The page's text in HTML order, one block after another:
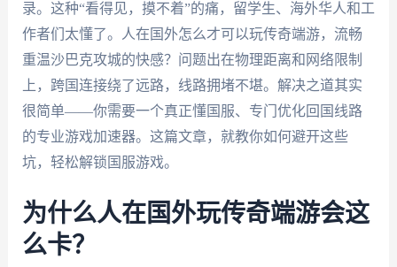
录。这种“看得见，摸不着”的痛，留学生、海外华人和工
作者们太懂了。人在国外怎么才可以玩传奇端游，流畅
重温沙巴克攻城的快感？问题出在物理距离和网络限制
上，跨国连接绕了远路，线路拥堵不堪。解决之道其实
很简单——你需要一个真正懂国服、专门优化回国线路
的专业游戏加速器。这篇文章，就教你如何避开这些
坑，轻松解锁国服游戏。
为什么人在国外玩传奇端游会这
么卡？